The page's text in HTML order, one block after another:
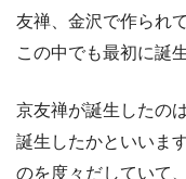
友禅、金沢で作られ
この中でも最初に誕
京友禅が誕生したの
誕生したかといいま
のを度々だしていて